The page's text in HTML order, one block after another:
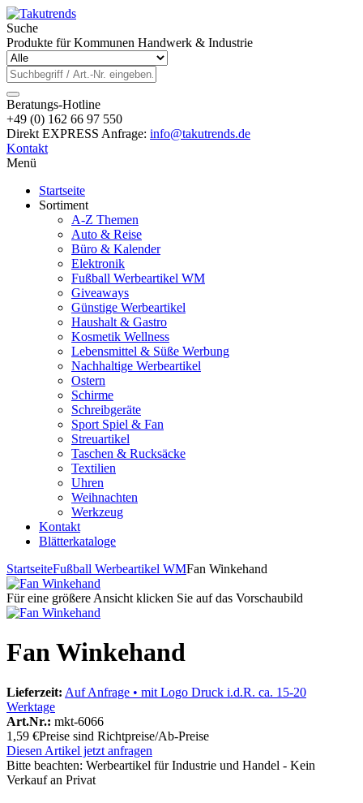
Suche
Produkte für Kommunen Handwerk & Industrie
Beratungs-Hotline
+49 (0) 162 66 97 550
Direkt EXPRESS Anfrage: info@takutrends.de
Kontakt
Menü
Startseite
Sortiment
A-Z Themen
Auto & Reise
Büro & Kalender
Elektronik
Fußball Werbeartikel WM
Giveaways
Günstige Werbeartikel
Haushalt & Gastro
Kosmetik Wellness
Lebensmittel & Süße Werbung
Nachhaltige Werbeartikel
Ostern
Schirme
Schreibgeräte
Sport Spiel & Fan
Streuartikel
Taschen & Rucksäcke
Textilien
Uhren
Weihnachten
Werkzeug
Kontakt
Blätterkataloge
StartseiteFußball Werbeartikel WMFan Winkehand
Für eine größere Ansicht klicken Sie auf das Vorschaubild
Fan Winkehand
Lieferzeit: Auf Anfrage • mit Logo Druck i.d.R. ca. 15-20
Werktage
Art.Nr.: mkt-6066
1,59 €Preise sind Richtpreise/Ab-Preise
Diesen Artikel jetzt anfragen
Bitte beachten: Werbeartikel für Industrie und Handel - Kein
Verkauf an Privat